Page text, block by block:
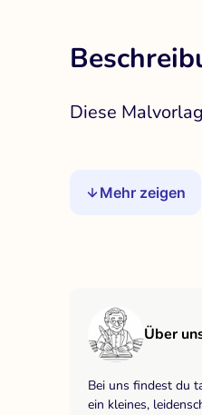
Diese
Mehr zeigen
Über
Bei uns findest du
ein kleines,